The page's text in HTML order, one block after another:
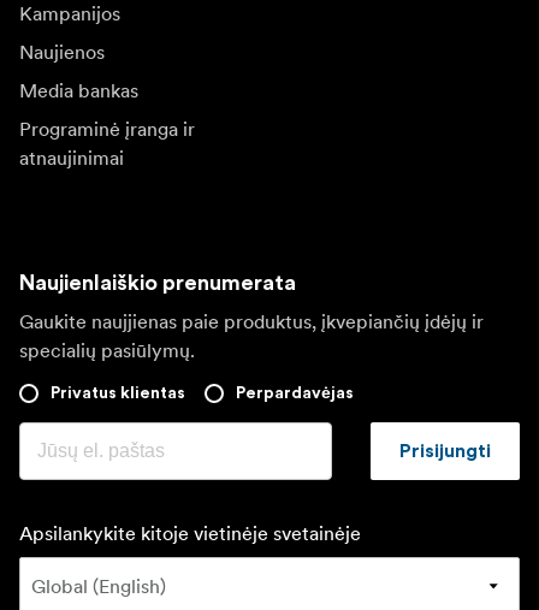
Kampanijos
Naujienos
Media bankas
Programinė įranga ir
atnaujinimai
Naujienlaiškio prenumerata
Gaukite naujjienas paie produktus, įkvepiančių įdėjų ir
specialių pasiūlymų.
Privatus klientas Perpardavėjas
Prisijungti
Apsilankykite kitoje vietinėje svetainėje